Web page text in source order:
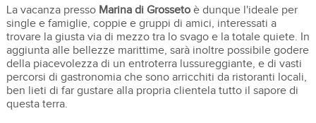
La vacanza presso Marina di Grossetoè dunque l'ideale per
single e famiglie, coppie e gruppi di amici, interessati a
trovare la giusta via di mezzo tra lo svago e la totale quiete. In
aggiunta alle bellezze marittime, sarà inoltre possibile godere
della piacevolezza di un entroterra lussureggiante, e di vasti
percorsi di gastronomia che sono arricchiti da ristoranti locali,
ben lieti di far gustare alla propria clientela tutto il sapore di
questa terra.